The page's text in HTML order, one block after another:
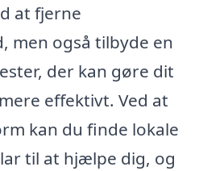
at fjerne
men også tilbyde en
der kan gøre dit
effektivt. Ved at
kan du finde lokale
til at hjælpe dig, og